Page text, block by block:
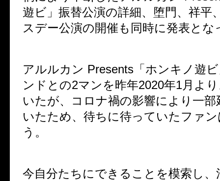
遊ビ」振替公演の詳細、堕門、祥平
スデー公演の開催も同時に発表とな
アルルカン Presents「ホンキノ遊
ンドとの2マンを昨年2020年1月よ
いたが、コロナ禍の影響により一
いたため、待ちに待っていたファ
う。
今自分たちにできることを模索し、